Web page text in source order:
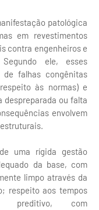
patológica
em revestimentos
contra engenheiros e
ele, esses
de falhas congênitas
às normas) e
despreparada ou falta
envolvem
uma rígida gestão
da base, com
limpo através da
respeito aos tempos
preditivo, com